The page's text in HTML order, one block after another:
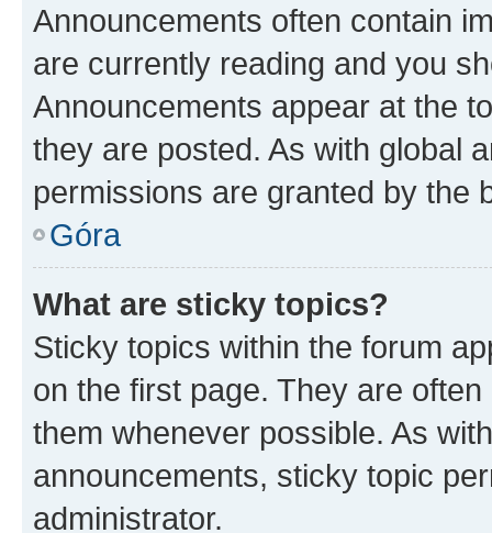
Announcements often contain
are currently reading and you
Announcements appear at the
they are posted. As with global
permissions are granted by the
Góra
What are sticky topics?
Sticky topics within the forum
on the first page. They are
them whenever possible. As
announcements, sticky topic
administrator.